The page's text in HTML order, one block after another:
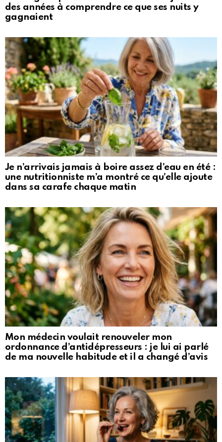
des années à comprendre ce que ses nuits y
gagnaient
Je n’arrivais jamais à boire assez d’eau en été :
une nutritionniste m’a montré ce qu’elle ajoute
dans sa carafe chaque matin
Mon médecin voulait renouveler mon
ordonnance d’antidépresseurs : je lui ai parlé
de ma nouvelle habitude et il a changé d’avis